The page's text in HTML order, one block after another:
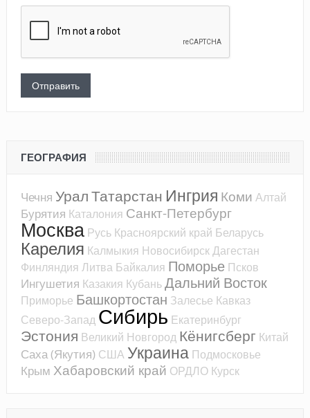
ГЕОГРАФИЯ
Чечня УралТатарстан Ингрия Коми Алтай
Бурятия Каталония Санкт-Петербург
Москва Русь Красноярский край Беларусь
Карелия Калмыкия НовосибирскДагестан
Финляндия Литва Байкалия Поморье Псков
Ингушетия Казакия КубаньДальний Восток
Приморье Башкортостан Залесье Кавказ
Северо-Запад Сибирь Екатеринбург
Эстония Великий Новгород Кёнигсберг Китай
Саха (Якутия) США Украина Подмосковье
Крым Хабаровский край ОРДЛО Курск